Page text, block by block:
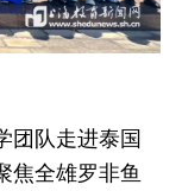
团队走进泰国
焦全雄罗非鱼